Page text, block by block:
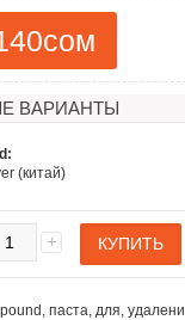
ВАРИАНТЫ
(китай)
, паста, для,